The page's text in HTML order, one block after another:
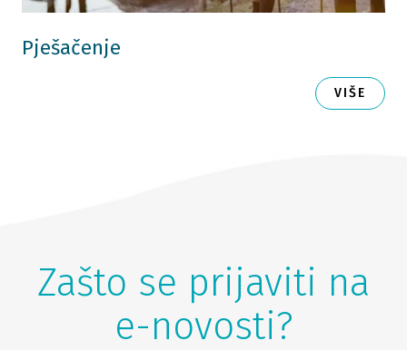
Pješačenje
VIŠE
Zašto se prijaviti na
e-novosti?